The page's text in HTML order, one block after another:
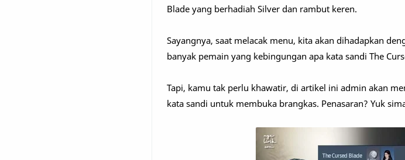
Blade yang berhadiah Silver dan rambut keren.
Sayangnya, saat melacak menu, kita akan dihadapkan
banyak pemain yang kebingungan apa kata sandi The
Tapi, kamu tak perlu khawatir, di artikel ini admin akan
kata sandi untuk membuka brangkas. Penasaran? Yuk